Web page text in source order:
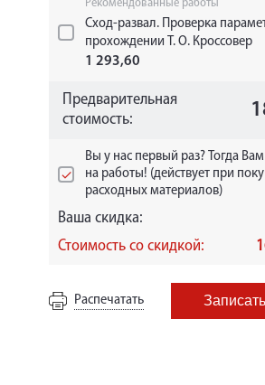
Рекомендованные работы
Сход-развал. Проверка
прохождении Т. О. Кроссовер
1 293,60
Предварительная
стоимость:
Вы у нас первый раз? Тогда
на работы! (действует при
расходных материалов)
Ваша скидка:
Стоимость со скидкой:
Распечатать